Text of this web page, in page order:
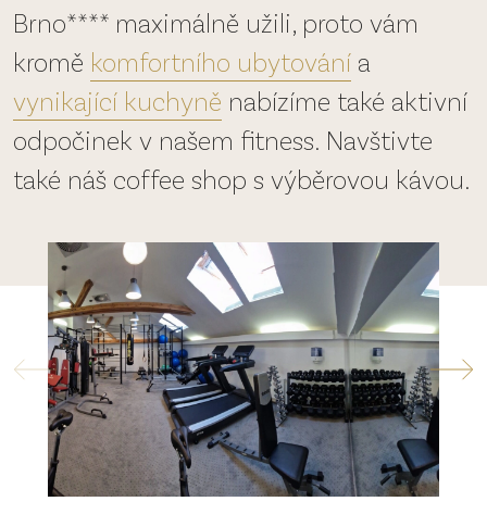
Brno**** maximálně užili, proto vám
kromě komfortního ubytování a
vynikající kuchyně nabízíme také aktivní
odpočinek v našem fitness. Navštivte
také náš coffee shop s výběrovou kávou.